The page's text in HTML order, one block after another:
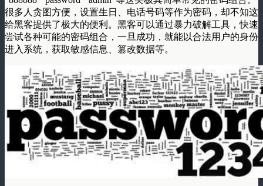
很多人贪图方便，设置生日、电话号码等作为密码，却不知这
给黑客提供了极大的便利。黑客可以通过暴力破解工具，快速
尝试各种可能的密码组合，一旦成功，就能以合法用户的身份
进入系统，获取敏感信息、篡改数据等。